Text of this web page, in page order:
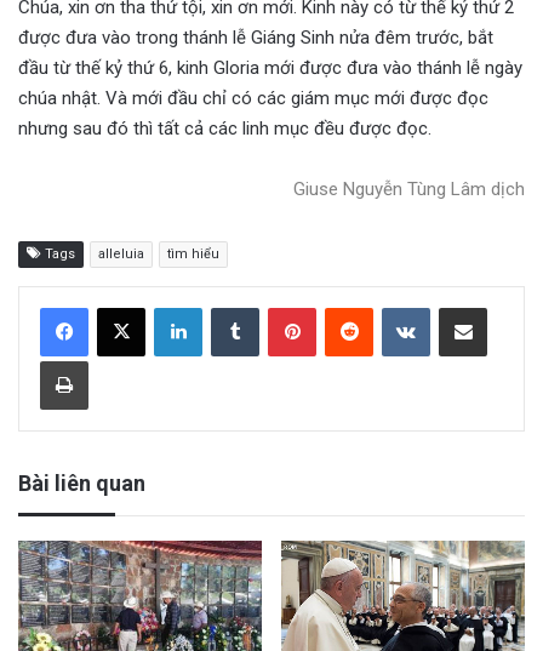
Chúa, xin ơn tha thứ tội, xin ơn mới. Kinh này có từ thế kỷ thứ 2
được đưa vào trong thánh lễ Giáng Sinh nửa đêm trước, bắt
đầu từ thế kỷ thứ 6, kinh Gloria mới được đưa vào thánh lễ ngày
chúa nhật. Và mới đầu chỉ có các giám mục mới được đọc
nhưng sau đó thì tất cả các linh mục đều được đọc.
Giuse Nguyễn Tùng Lâm dịch
Tags alleluia tìm hiểu
Bài liên quan